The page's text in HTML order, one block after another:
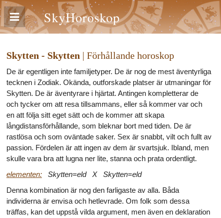
SkyHoroskop
Skytten - Skytten | Förhållande horoskop
De är egentligen inte familjetyper. De är nog de mest äventyrliga
tecknen i Zodiak. Okända, outforskade platser är utmaningar för
Skytten. De är äventyrare i hjärtat. Antingen kompletterar de
och tycker om att resa tillsammans, eller så kommer var och
en att följa sitt eget sätt och de kommer att skapa
långdistansförhållande, som bleknar bort med tiden. De är
rastlösa och som oväntade saker. Sex är snabbt, vilt och fullt av
passion. Fördelen är att ingen av dem är svartsjuk. Ibland, men
skulle vara bra att lugna ner lite, stanna och prata ordentligt.
elementen: Skytten=eld X Skytten=eld
Denna kombination är nog den farligaste av alla. Båda
individerna är envisa och hetlevrade. Om folk som dessa
träffas, kan det uppstå vilda argument, men även en deklaration